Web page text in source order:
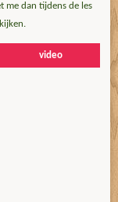
me dan tijdens de les
video